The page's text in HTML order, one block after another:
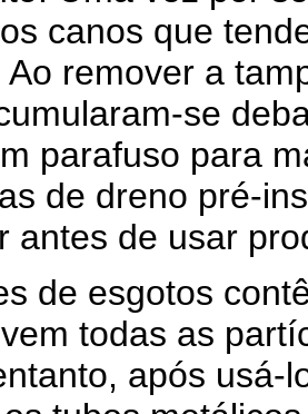
canos que
Ao remover a
se
parafuso para
de dreno pré-
antes de usar
de esgotos
todas as
após usá-